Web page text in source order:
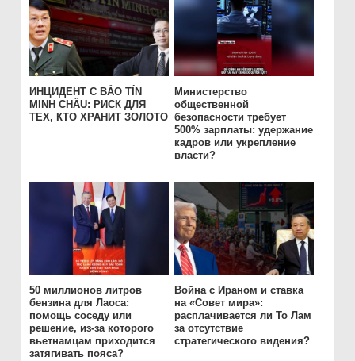
ИНЦИДЕНТ С BẢO TÍN
MINH CHÂU: РИСК ДЛЯ
ТЕХ, КТО ХРАНИТ ЗОЛОТО
Министерство
общественной
безопасности требует
500% зарплаты: удержание
кадров или укрепление
власти?
50 миллионов литров
бензина для Лаоса:
помощь соседу или
решение, из-за которого
вьетнамцам приходится
затягивать пояса?
Война с Ираном и ставка
на «Совет мира»:
расплачивается ли То Лам
за отсутствие
стратегического видения?